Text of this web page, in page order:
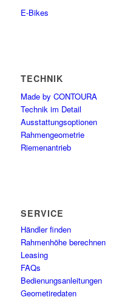
E-Bikes
TECHNIK
Made by CONTOURA
Technik im Detail
Ausstattungsoptionen
Rahmengeometrie
Riemenantrieb
SERVICE
Händler finden
Rahmenhöhe berechnen
Leasing
FAQs
Bedienungsanleitungen
Geometiredaten